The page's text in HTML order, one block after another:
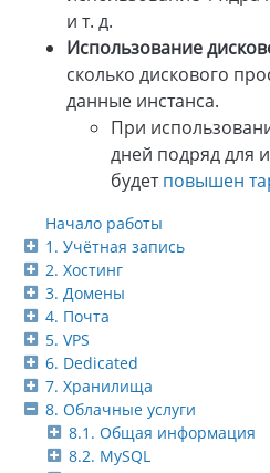
Начало работы
1. Учётная запись
2. Хостинг
3. Домены
4. Почта
5. VPS
6. Dedicated
7. Хранилища
8. Облачные услуги
8.1. Общая информация
8.2. MySQL
и т. д.
Использование
сколько дискового
данные инстанса.
При
дней подряд для
будетповышен